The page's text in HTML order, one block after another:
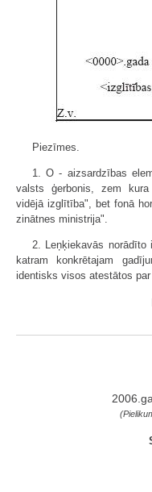
Piezīmes.
1. O - aizsardzības
valsts ģerbonis, zem
vidējā izglītība", bet fonā
zinātnes ministrija".
2. Leņķiekavās norādīto
katram konkrētajam
identisks visos atestātos